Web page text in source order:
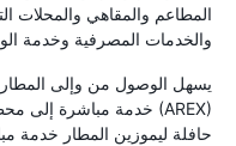
المطاعم والمقاهي والمحلات
والخدمات المصرفية وخدمة
حافلة ليموزين المطار خدمة